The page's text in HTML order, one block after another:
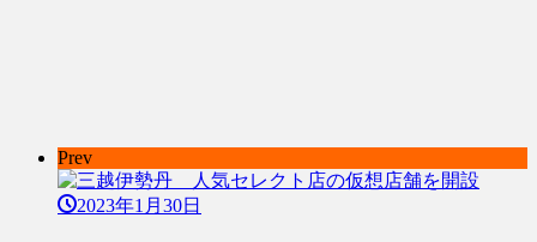
Prev
2023年1月30日